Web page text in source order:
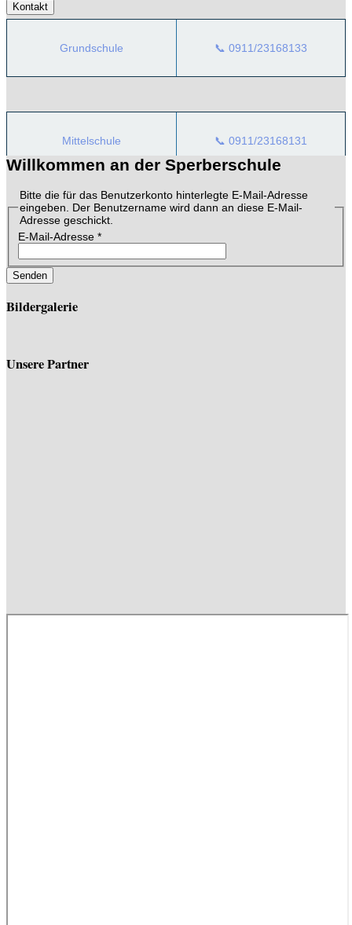
Kontakt
Grundschule 📞 0911/23168133
Mittelschule 📞 0911/23168131
Willkommen an der Sperberschule
Bitte die für das Benutzerkonto hinterlegte E-Mail-Adresse
eingeben. Der Benutzername wird dann an diese E-Mail-
Adresse geschickt.
E-Mail-Adresse*
Senden
Bildergalerie
Unsere Partner